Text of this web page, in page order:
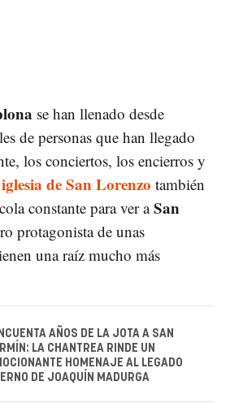
se han llenado desde
de personas que han llegado
los conciertos, los encierros y
iglesia de San Lorenzo también
constante para ver aSan
protagonista de unas
una raíz mucho más
AÑOS DE LA JOTA A SAN
LA CHANTREA RINDE UN
HOMENAJE AL LEGADO
DE JOAQUÍN MADURGA